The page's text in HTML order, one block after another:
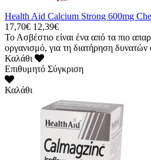
Health Aid Calcium Strong 600mg
17,70€ 12,39€
Το Ασβέστιο είναι ένα από τα πιο
οργανισμό, για τη διατήρηση
Καλάθι
Επιθυμητό Σύγκριση
Καλάθι